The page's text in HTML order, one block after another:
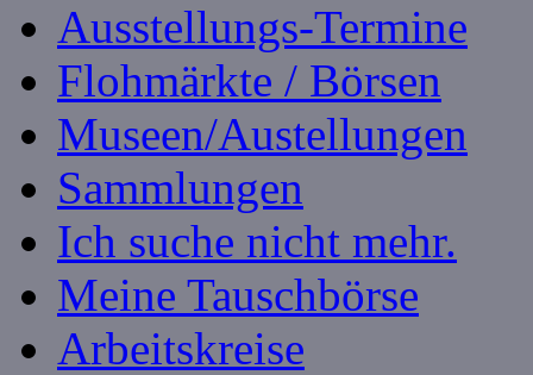
Ausstellungs-Termine
Flohmärkte / Börsen
Museen/Austellungen
Sammlungen
Ich suche nicht mehr.
Meine Tauschbörse
Arbeitskreise